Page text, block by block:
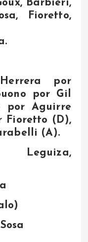
Barbieri,
Fioretto,
por
por Gil
por Aguirre
Fioretto (D),
(A).